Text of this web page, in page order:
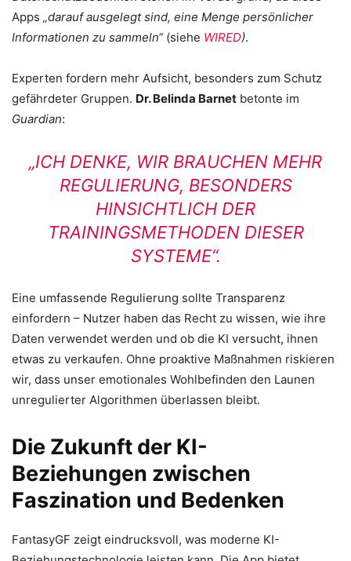
Apps „darauf ausgelegt sind, eine Menge persönlicher
Informationen zu sammeln“(siehe WIRED).
Experten fordern mehr Aufsicht, besonders zum Schutz
gefährdeter Gruppen. Dr. Belinda Barnet betonte im
Guardian:
„ICH DENKE, WIR BRAUCHEN MEHR
REGULIERUNG, BESONDERS
HINSICHTLICH DER
TRAININGSMETHODEN DIESER
SYSTEME“.
Eine umfassende Regulierung sollte Transparenz
einfordern – Nutzer haben das Recht zu wissen, wie ihre
Daten verwendet werden und ob die KI versucht, ihnen
etwas zu verkaufen. Ohne proaktive Maßnahmen riskieren
wir, dass unser emotionales Wohlbefinden den Launen
unregulierter Algorithmen überlassen bleibt.
Die Zukunft der KI-
Beziehungen zwischen
Faszination und Bedenken
FantasyGF zeigt eindrucksvoll, was moderne KI-